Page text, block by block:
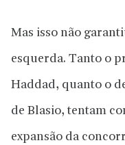
Mas isso não
esquerda. Tanto o
Haddad, quanto o
de Blasio, tentam
expansão da